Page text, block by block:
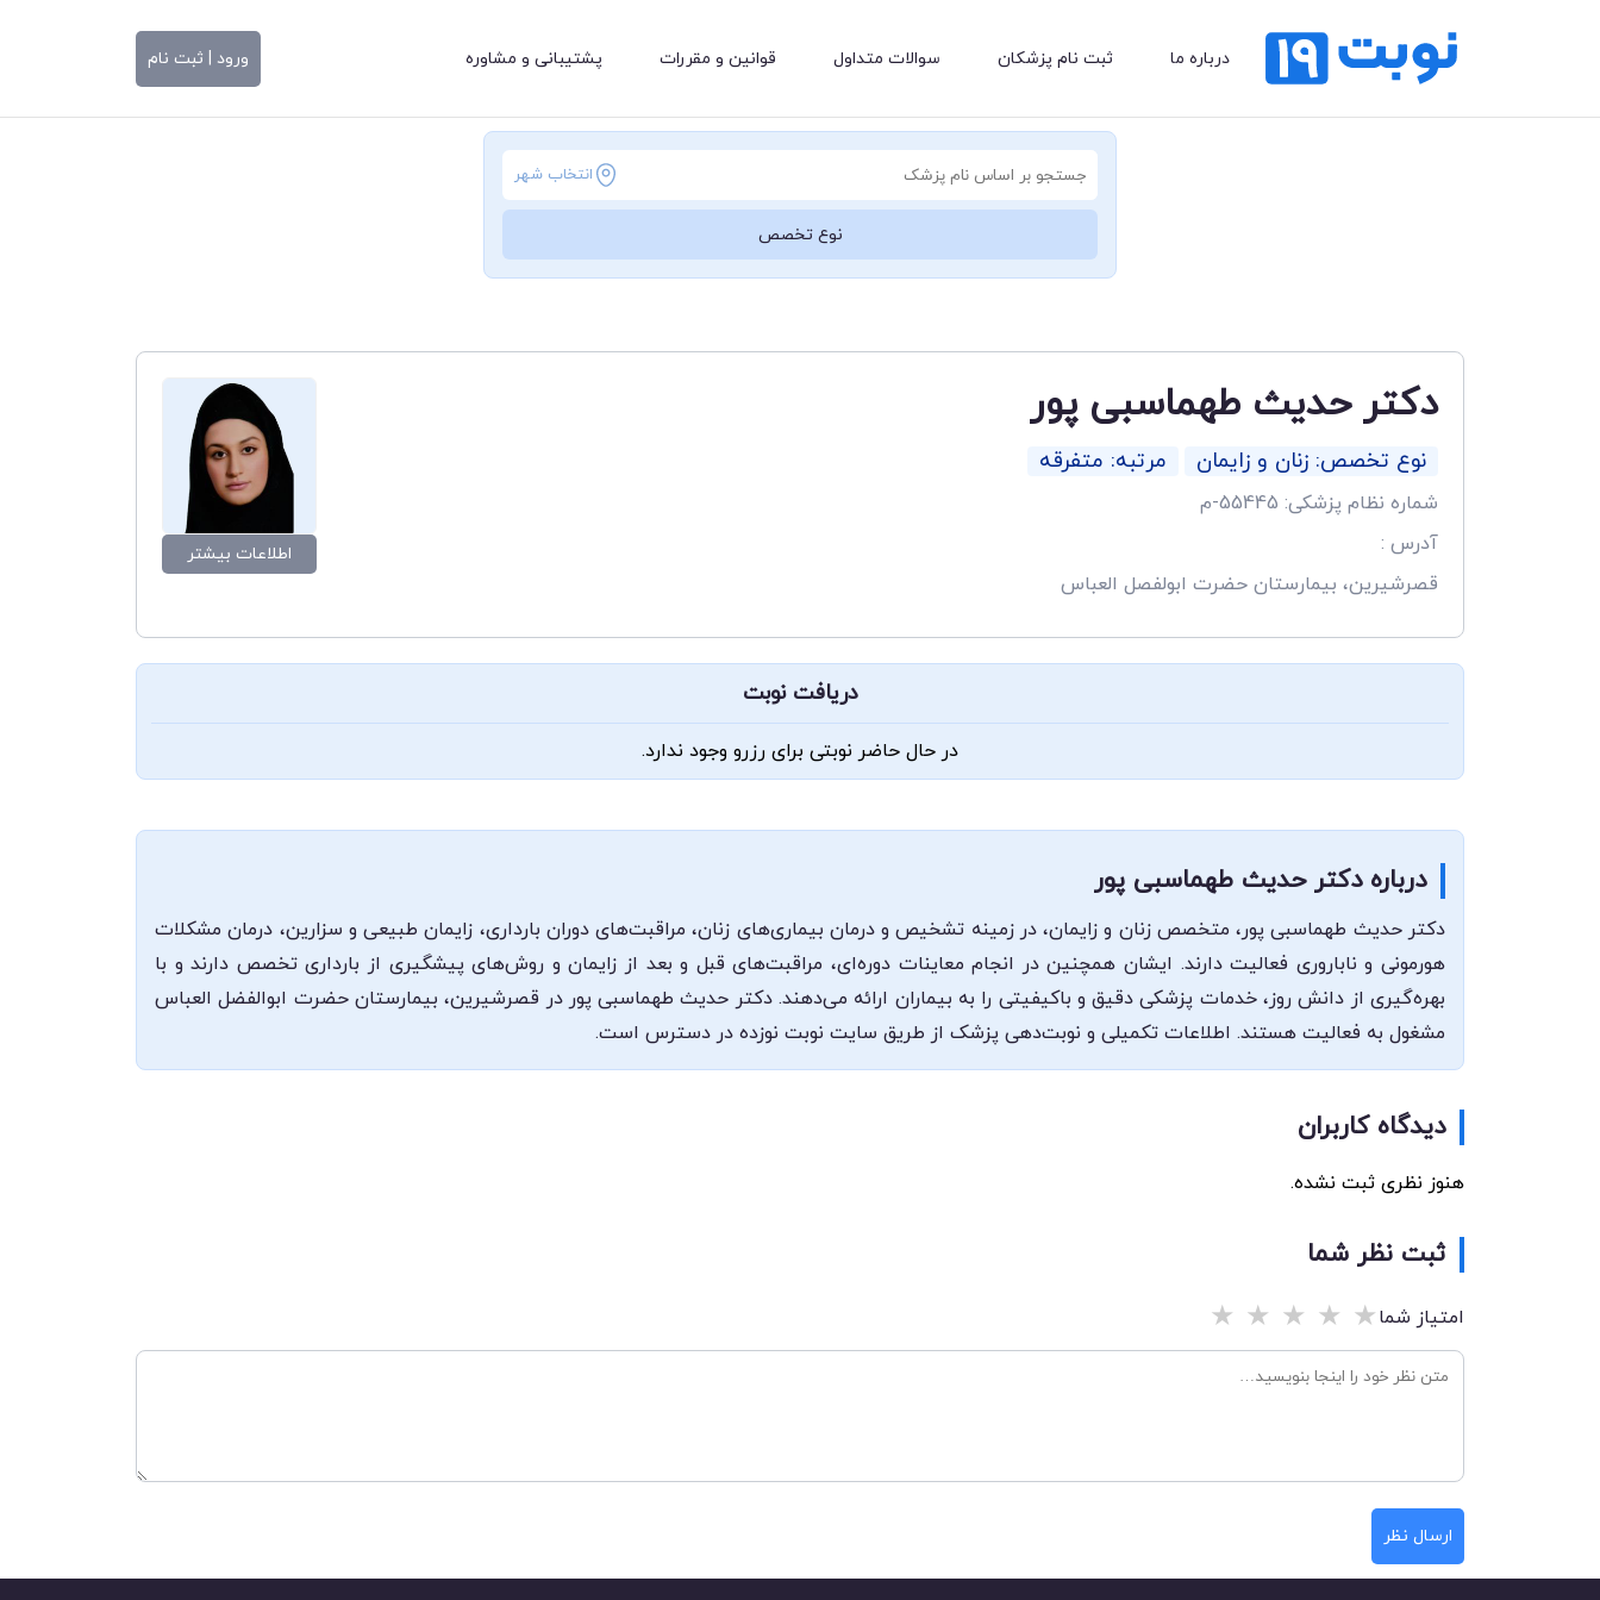
درباره ما ثبت نام پزشکان سوالات متداول قوانین و مقررات پشتیبانی و مشاوره ورود | ثبت نام
انتخاب شهر
نوع تخصص
دکتر حدیث طهماسبی پور
نوع تخصص: زنان و زایمان مرتبه: متفرقه
شماره نظام پزشکی: 55445-م
آدرس :
قصرشیرین، بیمارستان حضرت ابولفصل العباس
اطلاعات بیشتر
دریافت نوبت
در حال حاضر نوبتی برای رزرو وجود ندارد.
درباره دکتر حدیث طهماسبی پور
دکتر حدیث طهماسبی پور، متخصص زنان و زایمان، در زمینه تشخیص و درمان بیماری‌های زنان، مراقبت‌های دوران بارداری، زایمان طبیعی و سزارین، درمان مشکلات
هورمونی و ناباروری فعالیت دارند. ایشان همچنین در انجام معاینات دوره‌ای، مراقبت‌های قبل و بعد از زایمان و روش‌های پیشگیری از بارداری تخصص دارند و با
بهره‌گیری از دانش روز، خدمات پزشکی دقیق و باکیفیتی را به بیماران ارائه می‌دهند. دکتر حدیث طهماسبی پور در قصرشیرین، بیمارستان حضرت ابوالفضل العباس
مشغول به فعالیت هستند. اطلاعات تکمیلی و نوبت‌دهی پزشک از طریق سایت نوبت نوزده در دسترس است.
دیدگاه کاربران
هنوز نظری ثبت نشده.
ثبت نظر شما
امتیاز شما★
★
★
★
★
ارسال نظر